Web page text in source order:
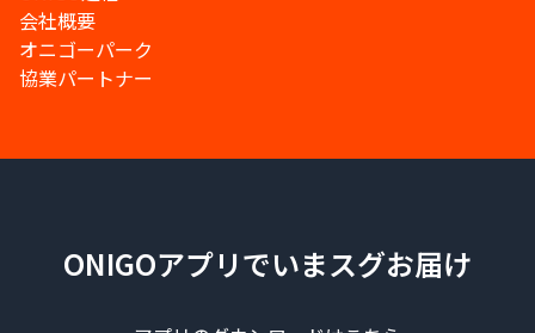
会社概要
オニゴーパーク
協業パートナー
ONIGOアプリでいまスグお届け